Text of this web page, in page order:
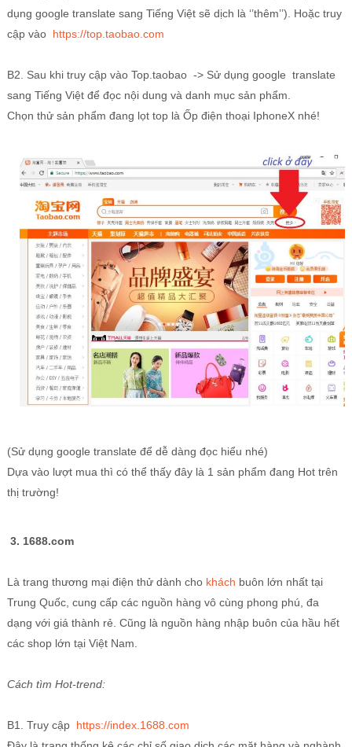
dụng google translate sang Tiếng Việt sẽ dịch là ‘’thêm’’). Hoặc truy
cập vào https://top.taobao.com
B2. Sau khi truy cập vào Top.taobao -> Sử dụng google translate
sang Tiếng Việt để đọc nội dung và danh mục sản phẩm.
Chọn thử sản phẩm đang lọt top là Ốp điện thoại IphoneX nhé!
(Sử dụng google translate để dễ dàng đọc hiểu nhé)
Dựa vào lượt mua thì có thể thấy đây là 1 sản phẩm đang Hot trên
thị trường!
3. 1688.com
Là trang thương mại điện thử dành cho khách buôn lớn nhất tại
Trung Quốc, cung cấp các nguồn hàng vô cùng phong phú, đa
dạng với giá thành rẻ. Cũng là nguồn hàng nhập buôn của hầu hết
các shop lớn tại Việt Nam.
Cách tìm Hot-trend:
B1. Truy cập https://index.1688.com